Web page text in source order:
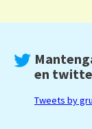
en
Tweets by